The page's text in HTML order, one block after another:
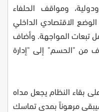
ومواقف الحلفاء
الاقتصادي الداخلي
تبعات المواجهة. وأضاف
من "الحسم" إلى "إدارة
بقاء النظام يجعل مداه
مرهوناً بمدى تماسك